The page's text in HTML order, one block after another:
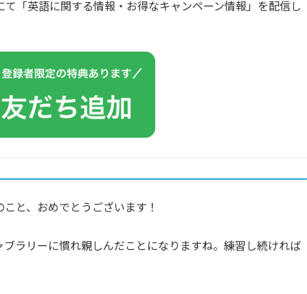
「英語に関する情報・お得なキャンペーン情報」を配信し
と、おめでとうございます！
ラリーに慣れ親しんだことになりますね。練習し続ければ